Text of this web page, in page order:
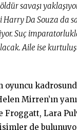
savaşı
Harry Da Souza da
Suç
Aile ise
Mirren’ın
Froggatt, Lara
de